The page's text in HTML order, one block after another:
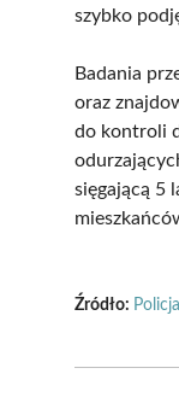
szybko
Badania
oraz
do kontroli
sięgającą 5
Źródło: